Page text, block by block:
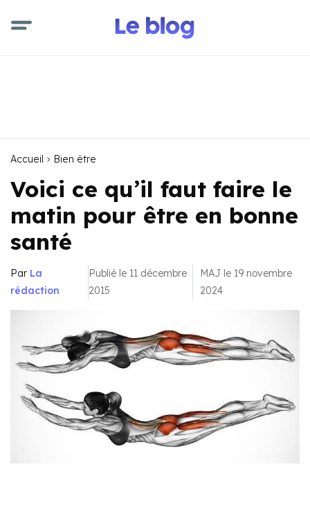
Accueil Bien être
Voici ce qu’il faut faire le
matin pour être en bonne
santé
Par La
rédaction
Publié le 11 décembre
2015
MAJ le 19 novembre
2024